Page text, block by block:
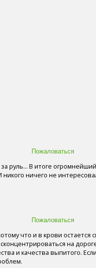
руль... В итоге
ничего не
что и в крови остается
на
и качества выпитого.